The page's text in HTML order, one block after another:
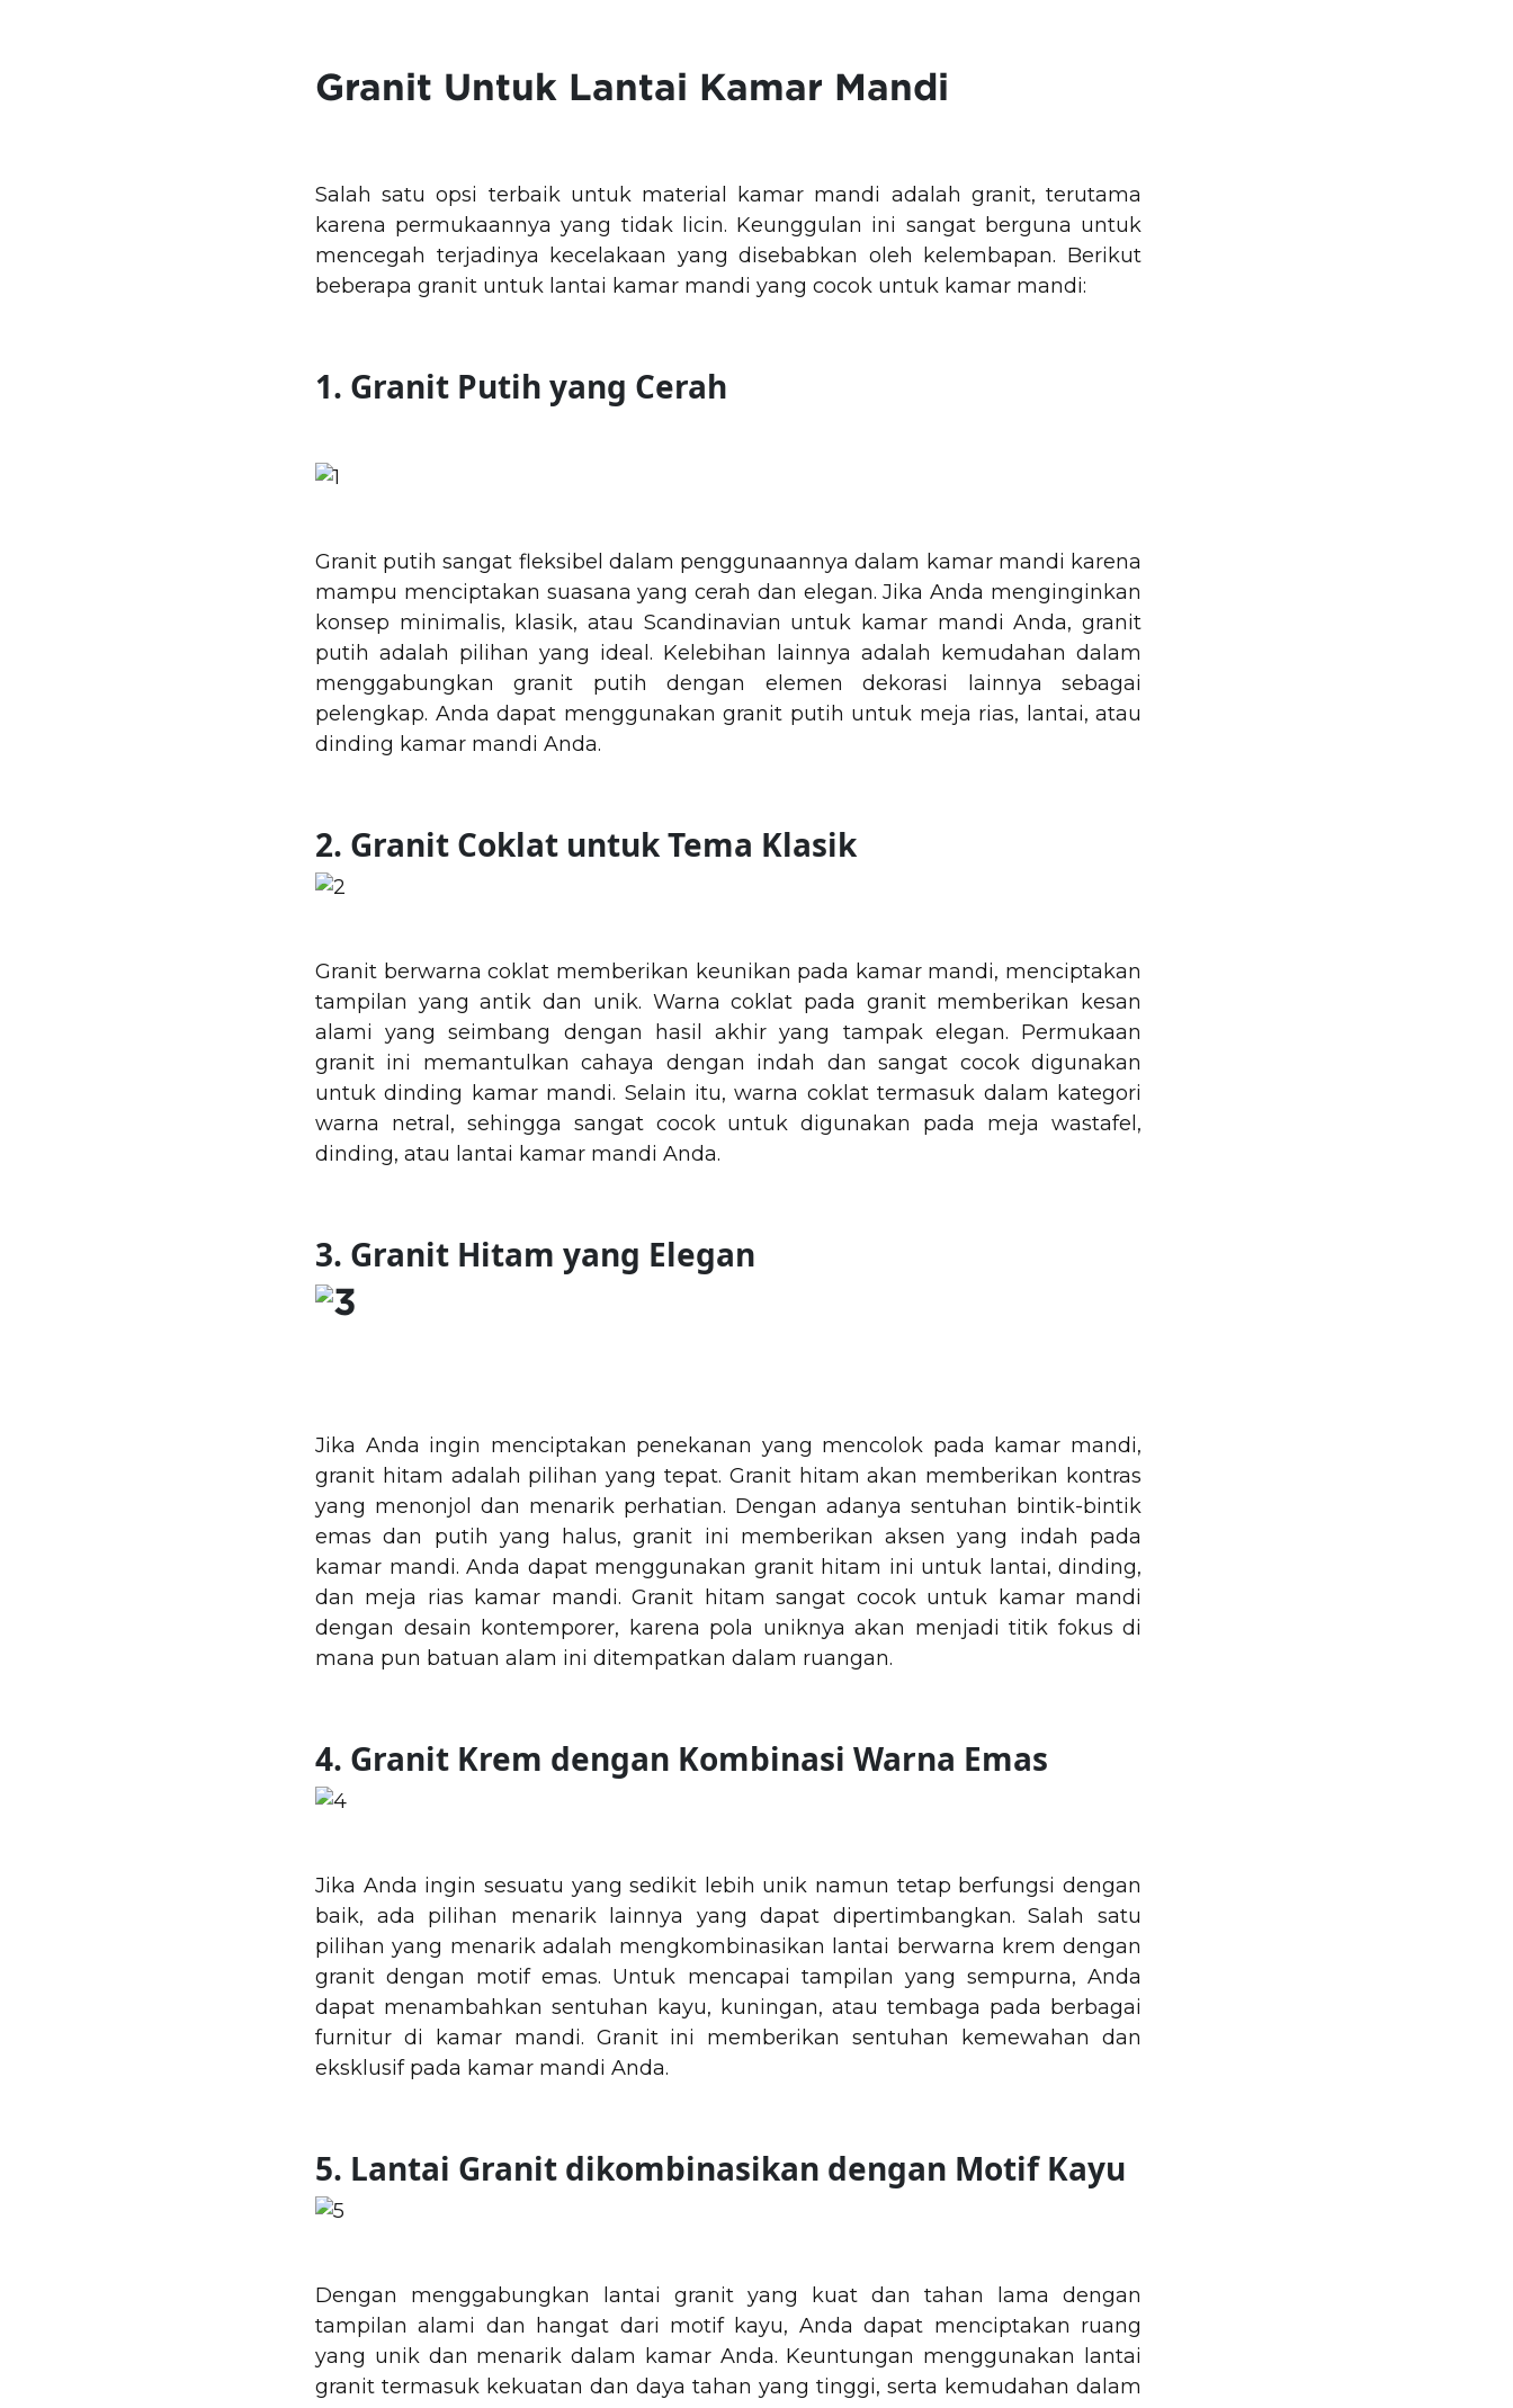
Granit Untuk Lantai Kamar Mandi
Salah satu opsi terbaik untuk material kamar mandi adalah granit, terutama
karena permukaannya yang tidak licin. Keunggulan ini sangat berguna untuk
mencegah terjadinya kecelakaan yang disebabkan oleh kelembapan. Berikut
beberapa granit untuk lantai kamar mandi yang cocok untuk kamar mandi:
1. Granit Putih yang Cerah
Granit putih sangat fleksibel dalam penggunaannya dalam kamar mandi karena
mampu menciptakan suasana yang cerah dan elegan. Jika Anda menginginkan
konsep minimalis, klasik, atau Scandinavian untuk kamar mandi Anda, granit
putih adalah pilihan yang ideal. Kelebihan lainnya adalah kemudahan dalam
menggabungkan granit putih dengan elemen dekorasi lainnya sebagai
pelengkap. Anda dapat menggunakan granit putih untuk meja rias, lantai, atau
dinding kamar mandi Anda.
2. Granit Coklat untuk Tema Klasik
Granit berwarna coklat memberikan keunikan pada kamar mandi, menciptakan
tampilan yang antik dan unik. Warna coklat pada granit memberikan kesan
alami yang seimbang dengan hasil akhir yang tampak elegan. Permukaan
granit ini memantulkan cahaya dengan indah dan sangat cocok digunakan
untuk dinding kamar mandi. Selain itu, warna coklat termasuk dalam kategori
warna netral, sehingga sangat cocok untuk digunakan pada meja wastafel,
dinding, atau lantai kamar mandi Anda.
3. Granit Hitam yang Elegan
Jika Anda ingin menciptakan penekanan yang mencolok pada kamar mandi,
granit hitam adalah pilihan yang tepat. Granit hitam akan memberikan kontras
yang menonjol dan menarik perhatian. Dengan adanya sentuhan bintik-bintik
emas dan putih yang halus, granit ini memberikan aksen yang indah pada
kamar mandi. Anda dapat menggunakan granit hitam ini untuk lantai, dinding,
dan meja rias kamar mandi. Granit hitam sangat cocok untuk kamar mandi
dengan desain kontemporer, karena pola uniknya akan menjadi titik fokus di
mana pun batuan alam ini ditempatkan dalam ruangan.
4. Granit Krem dengan Kombinasi Warna Emas
Jika Anda ingin sesuatu yang sedikit lebih unik namun tetap berfungsi dengan
baik, ada pilihan menarik lainnya yang dapat dipertimbangkan. Salah satu
pilihan yang menarik adalah mengkombinasikan lantai berwarna krem dengan
granit dengan motif emas. Untuk mencapai tampilan yang sempurna, Anda
dapat menambahkan sentuhan kayu, kuningan, atau tembaga pada berbagai
furnitur di kamar mandi. Granit ini memberikan sentuhan kemewahan dan
eksklusif pada kamar mandi Anda.
5. Lantai Granit dikombinasikan dengan Motif Kayu
Dengan menggabungkan lantai granit yang kuat dan tahan lama dengan
tampilan alami dan hangat dari motif kayu, Anda dapat menciptakan ruang
yang unik dan menarik dalam kamar Anda. Keuntungan menggunakan lantai
granit termasuk kekuatan dan daya tahan yang tinggi, serta kemudahan dalam